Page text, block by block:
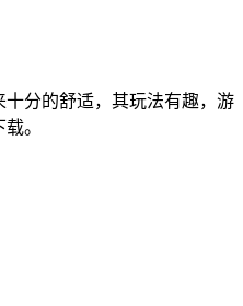
分的舒适，其玩法有趣，游
。